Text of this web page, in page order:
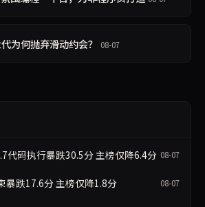
为何抛弃滑动约会？ 08-07
代码执行暴跌30.5分 主榜仅降6.4分 08-07
暴跌17.6分 主榜仅降1.8分 08-07